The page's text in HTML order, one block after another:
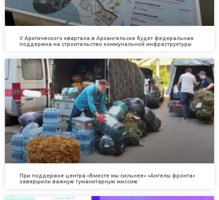
У Арктического квартала в Архангельске будет федеральная
поддержка на строительство коммунальной инфраструктуры
При поддержке центра «Вместе мы сильнее» «Ангелы фронта»
завершили важную гуманитарную миссию